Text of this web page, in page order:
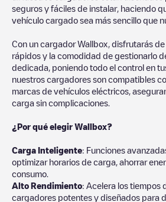
seguros y fáciles de instalar, haciendo
vehículo cargado sea más sencillo que
Con un cargador Wallbox, disfrutarás
rápidos y la comodidad de gestionarlo
dedicada, poniendo todo el control en
nuestros cargadores son compatibles
marcas de vehículos eléctricos,
carga sin complicaciones.
¿Por qué elegir Wallbox?
Carga Inteligente: Funciones
optimizar horarios de carga, ahorrar
consumo.
Alto Rendimiento: Acelera los tiempos
cargadores potentes y diseñados para